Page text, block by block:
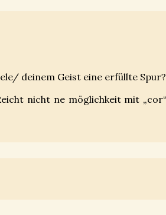
deinem Geist eine erfüllte Spur?
nicht ne möglichkeit mit